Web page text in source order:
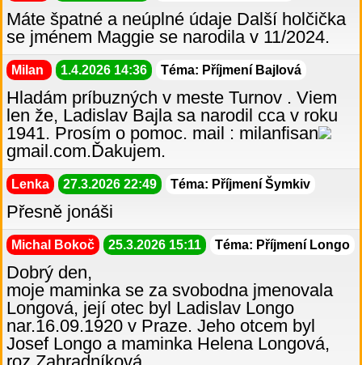
Máte špatné a neúplné údaje Další holčička
se jménem Maggie se narodila v 11/2024.
Milan 1.4.2026 14:36 Téma: Příjmení Bajlová
Hladám príbuzných v meste Turnov . Viem
len že, Ladislav Bajla sa narodil cca v roku
1941. Prosím o pomoc. mail : milanfisan
gmail.com.Ďakujem.
Lenka 27.3.2026 22:49 Téma: Příjmení Šymkiv
Přesně jonáši
Michal Bokoč 25.3.2026 15:11 Téma: Příjmení Longo
Dobrý den,
moje maminka se za svobodna jmenovala
Longová, její otec byl Ladislav Longo
nar.16.09.1920 v Praze. Jeho otcem byl
Josef Longo a maminka Helena Longová,